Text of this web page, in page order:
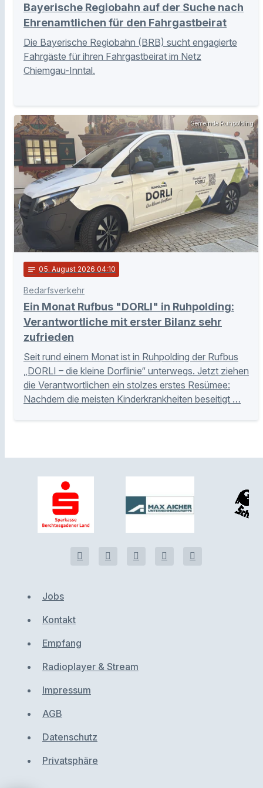
Bayerische Regiobahn auf der Suche nach
Ehrenamtlichen für den Fahrgastbeirat
Die Bayerische Regiobahn (BRB) sucht engagierte
Fahrgäste für ihren Fahrgastbeirat im Netz
Chiemgau-Inntal.
Gemeinde Ruhpolding
notes 05. August 2026 04:10
Bedarfsverkehr
Ein Monat Rufbus "DORLI" in Ruhpolding:
Verantwortliche mit erster Bilanz sehr
zufrieden
Seit rund einem Monat ist in Ruhpolding der Rufbus
„DORLI – die kleine Dorflinie“ unterwegs. Jetzt ziehen
die Verantwortlichen ein stolzes erstes Resümee:
Nachdem die meisten Kinderkrankheiten beseitigt …
Jobs
Kontakt
Empfang
Radioplayer & Stream
Impressum
AGB
Datenschutz
Privatsphäre